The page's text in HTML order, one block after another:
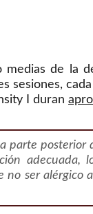
de la
sesiones,
I duran
parte
adecuada,
no ser